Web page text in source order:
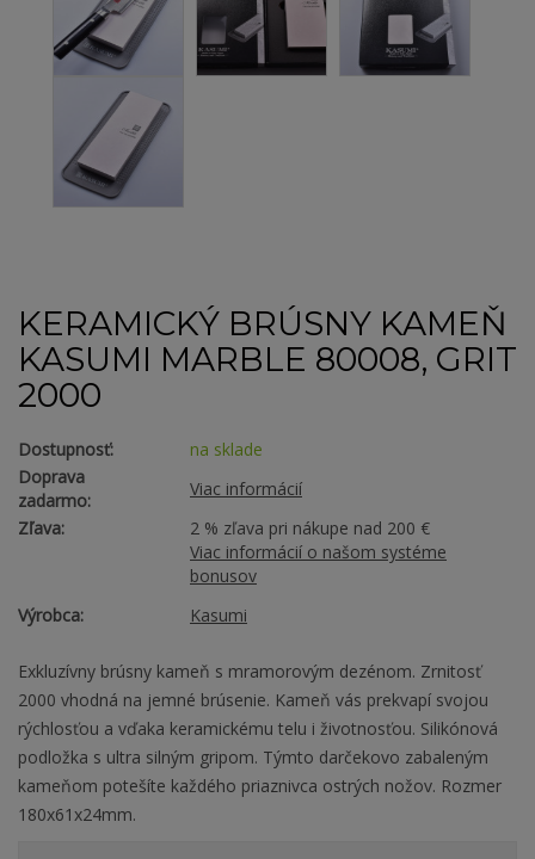
KERAMICKÝ BRÚSNY KAMEŇ
KASUMI MARBLE 80008, GRIT
2000
Dostupnosť:
na sklade
Doprava
zadarmo:
Viac informácií
Zľava:
2 % zľava pri nákupe nad 200 €
Viac informácií o našom systéme
bonusov
Výrobca:
Kasumi
Exkluzívny brúsny kameň s mramorovým dezénom. Zrnitosť
2000 vhodná na jemné brúsenie. Kameň vás prekvapí svojou
rýchlosťou a vďaka keramickému telu i životnosťou. Silikónová
podložka s ultra silným gripom. Týmto darčekovo zabaleným
kameňom potešíte každého priaznivca ostrých nožov. Rozmer
180x61x24mm.